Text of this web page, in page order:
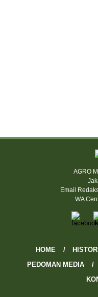
AGRO
Email
WA
HOME
PEDOMAN MEDIA